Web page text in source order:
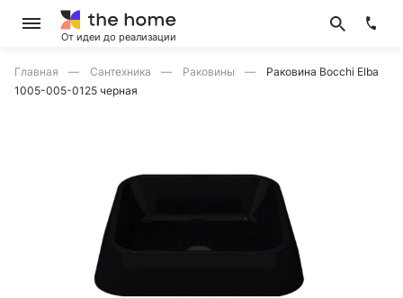
От идеи до реализации
Главная Сантехника Раковины
Раковина Bocchi Elba
1005-005-0125 черная